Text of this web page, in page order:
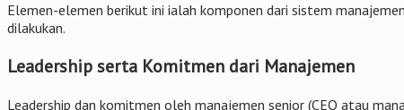
Elemen-elemen berikut ini ialah komponen dari sistem
dilakukan.
Leadership serta Komitmen dari Manajemen
Leadership dan komitmen oleh manajemen senior (CEO atau